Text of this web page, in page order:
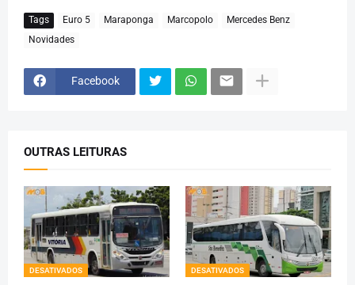
Tags Euro 5 Maraponga Marcopolo
Mercedes Benz
Novidades
Facebook
OUTRAS LEITURAS
DESATIVADOS DESATIVADOS